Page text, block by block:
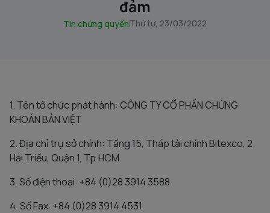
đảm
Tin chứng quyềnThứ tư, 23/03/2022
1. Tên tổ chức phát hành: CÔNG TY CỔ PHẦN CHỨNG
KHOÁN BẢN VIỆT
2. Địa chỉ trụ sở chính: Tầng 15, Tháp tài chính Bitexco, 2
Hải Triều, Quận 1, Tp.HCM
3. Số điện thoại: +84 (0)28 3914 3588
4. Số Fax: +84 (0)28 3914 4531